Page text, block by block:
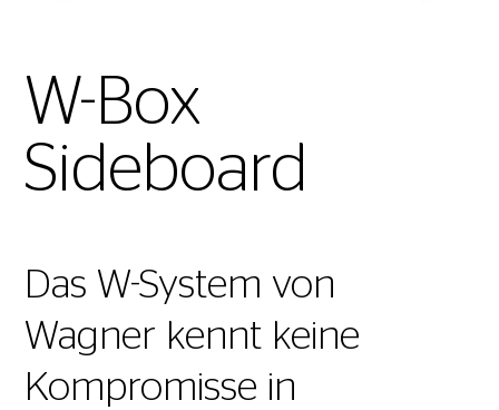
W-Box
Sideboard
Das W-System von
Wagner kennt keine
Kompromisse in